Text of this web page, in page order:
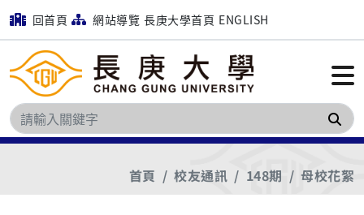
回首頁 網站導覽 長庚大學首頁 ENGLISH
搜
首頁 校友通訊 148期 母校花絮